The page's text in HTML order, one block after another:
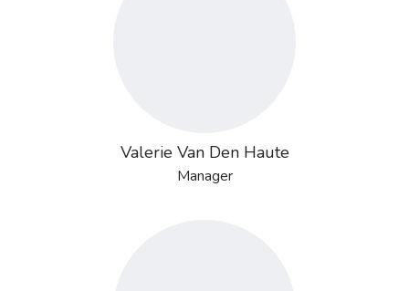
Valerie Van Den Haute
Manager